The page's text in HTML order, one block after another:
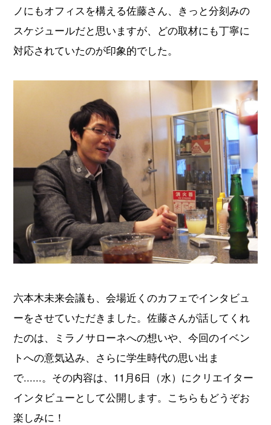
ノにもオフィスを構える佐藤さん、きっと分刻みの
スケジュールだと思いますが、どの取材にも丁寧に
対応されていたのが印象的でした。
六本木未来会議も、会場近くのカフェでインタビュ
ーをさせていただきました。佐藤さんが話してくれ
たのは、ミラノサローネへの想いや、今回のイベン
トへの意気込み、さらに学生時代の思い出ま
で......。その内容は、11月6日（水）にクリエイター
インタビューとして公開します。こちらもどうぞお
楽しみに！